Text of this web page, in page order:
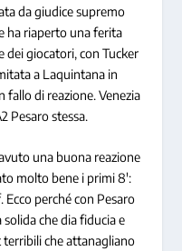
da giudice supremo
ha riaperto una ferita
dei giocatori, con Tucker
a Laquintana in
fallo di reazione. Venezia
Pesaro stessa.
una buona reazione
molto bene i primi 8′:
perché con Pesaro
che dia fiducia e
terribili che attanagliano